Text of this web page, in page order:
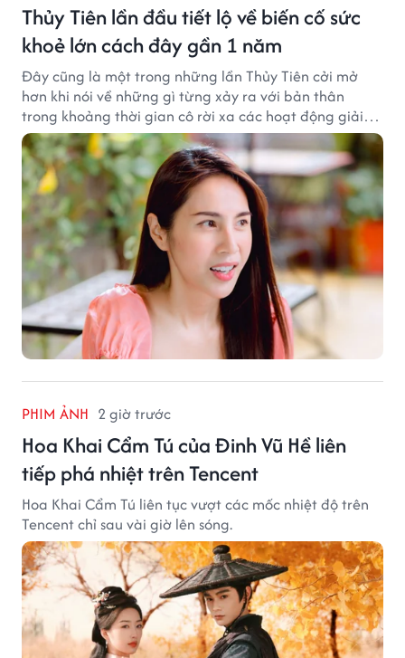
Thủy Tiên lần đầu tiết lộ về biến cố sức
khoẻ lớn cách đây gần 1 năm
Đây cũng là một trong những lần Thủy Tiên cởi mở
hơn khi nói về những gì từng xảy ra với bản thân
trong khoảng thời gian cô rời xa các hoạt động giải
trí.
PHIM ẢNH 2 giờ trước
Hoa Khai Cẩm Tú của Đinh Vũ Hề liên
tiếp phá nhiệt trên Tencent
Hoa Khai Cẩm Tú liên tục vượt các mốc nhiệt độ trên
Tencent chỉ sau vài giờ lên sóng.